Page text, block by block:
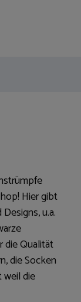
Hier gibt
u.a.
die Qualität
die Socken
weil die